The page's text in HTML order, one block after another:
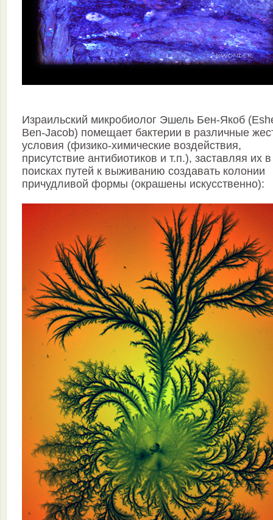
Израильский микробиолог Эшель Бен-Якоб
Ben-Jacob) помещает бактерии в различные
условия (физико-химические воздействия,
присутствие антибиотиков и т.п.), заставляя их в
поисках путей к выживанию создавать колонии
причудливой формы (окрашены искусственно):